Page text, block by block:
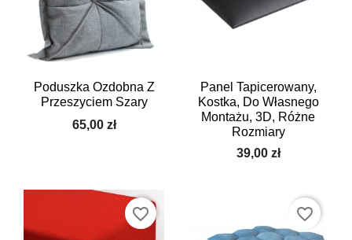
Poduszka Ozdobna Z
Przeszyciem Szary
65,00 zł
Panel Tapicerowany,
Kostka, Do Własnego
Montażu, 3D, Różne
Rozmiary
39,00 zł
favorite_border favorite_border